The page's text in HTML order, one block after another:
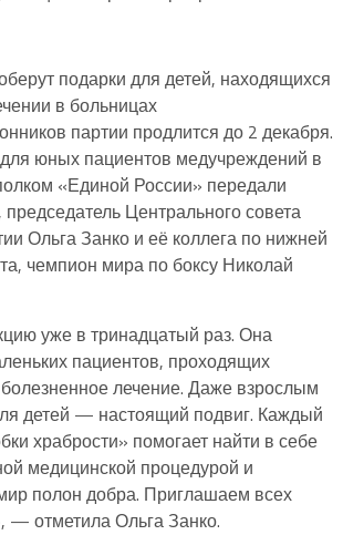
подарки для детей, находящихся
в больницах
партии продлится до 2 декабря.
юных пациентов медучреждений в
«Единой России» передали
Центрального совета
Ольга Занко и её коллега по нижней
чемпион мира по боксу Николай
уже в тринадцатый раз. Она
пациентов, проходящих
лечение. Даже взрослым
детей — настоящий подвиг. Каждый
храбрости» помогает найти в себе
медицинской процедурой и
полон добра. Приглашаем всех
— отметила Ольга Занко.